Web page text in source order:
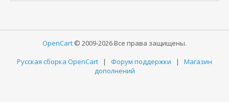
OpenCart © 2009-2026 Все права защищены.
Русская сборка OpenCart | Форум поддержки | Магазин
дополнений